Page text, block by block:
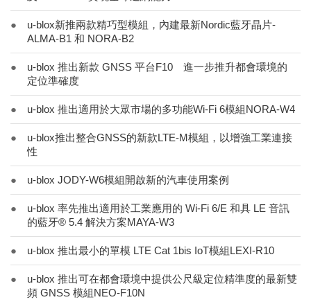
●
u-blox新推兩款精巧型模組，內建最新Nordic藍牙晶片-
ALMA-B1 和 NORA-B2
●
u-blox 推出新款 GNSS 平台F10 進一步推升都會環境的
定位準確度
● u-blox 推出適用於大眾市場的多功能Wi-Fi 6模組NORA-W4
●
u-blox推出整合GNSS的新款LTE-M模組，以增強工業連接
性
● u-blox JODY-W6模組開啟新的汽車使用案例
●
u-blox 率先推出適用於工業應用的 Wi-Fi 6/E 和具 LE 音訊
的藍牙® 5.4 解決方案MAYA-W3
● u-blox 推出最小的單模 LTE Cat 1bis IoT模組LEXI-R10
●
u-blox 推出可在都會環境中提供公尺級定位精準度的最新雙
頻 GNSS 模組NEO-F10N